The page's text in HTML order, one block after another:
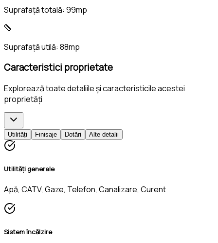
Suprafață totală: 99mp
Suprafață utilă: 88mp
Caracteristici proprietate
Explorează toate detaliile și caracteristicile acestei
proprietăți
Utilități Finisaje Dotări Alte detalii
Utilități generale
Apă, CATV, Gaze, Telefon, Canalizare, Curent
Sistem încălzire